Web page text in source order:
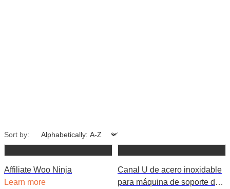
Sort by:
Affiliate Woo Ninja
Learn more
Canal U de acero inoxidable
para máquina de soporte de